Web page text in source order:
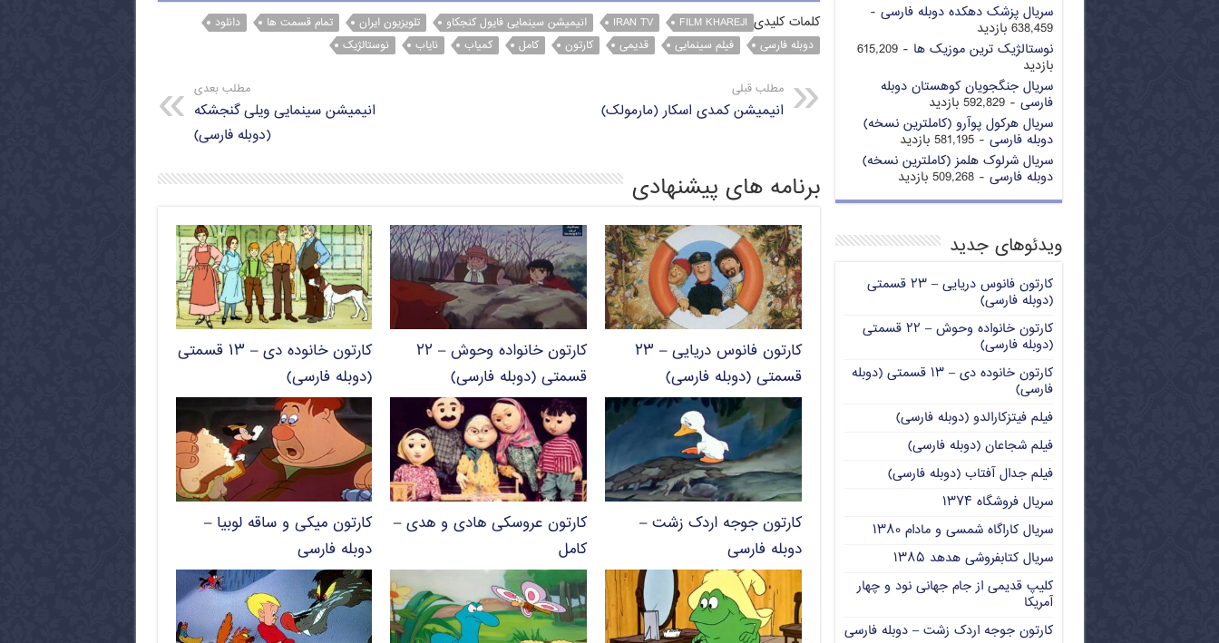
e
b
o
o
t
t
r
e
g
a
e
r
t
s
p
کلمات کلیدی FILM KHAREJI
IRAN TV انیمیشن سینمایی فایول کنجکاو تلویزیون ایران تمام قسمت ها
دانلود
دوبله فارسی
فیلم سینمایی قدیمی کارتون کامل کمیاب نایاب نوستالژیک
مطلب قبلی
انیمیشن کمدی اسکار (مارمولک)
مطلب بعدی
انیمیشن سینمایی ویلی گنجشکه
(دوبله فارسی)
برنامه های پیشنهادی
کارتون فانوس دریایی – ۲۳
قسمتی (دوبله فارسی)
کارتون خانواده وحوش – ۲۲
قسمتی (دوبله فارسی)
کارتون خانوده دی – ۱۳ قسمتی
(دوبله فارسی)
کارتون جوجه اردک زشت –
دوبله فارسی
کارتون عروسکی هادی و هدی –
کامل
کارتون میکی و ساقه لوبیا –
دوبله فارسی
سریال پزشک دهکده دوبله فارسی -
638,459 بازدید
نوستالژیک ترین موزیک ها
- 615,209
بازدید
سریال جنگجویان کوهستان دوبله
فارسی - 592,829 بازدید
سریال هرکول پوآرو (کاملترین نسخه)
دوبله فارسی - 581,195 بازدید
سریال شرلوک هلمز (کاملترین نسخه)
دوبله فارسی - 509,268 بازدید
ویدئوهای جدید
کارتون فانوس دریایی – ۲۳ قسمتی
(دوبله فارسی)
کارتون خانواده وحوش – ۲۲ قسمتی
(دوبله فارسی)
کارتون خانوده دی – ۱۳ قسمتی (دوبله
فارسی)
فیلم فیتزکارالدو (دوبله فارسی)
فیلم شجاعان (دوبله فارسی)
فیلم جدال آفتاب (دوبله فارسی)
سریال فروشگاه ۱۳۷۴
سریال کاراگاه شمسی و مادام ۱۳۸۰
سریال کتابفروشی هدهد ۱۳۸۵
کلیپ قدیمی از جام جهانی نود و چهار
آمریکا
کارتون جوجه اردک زشت – دوبله فارسی